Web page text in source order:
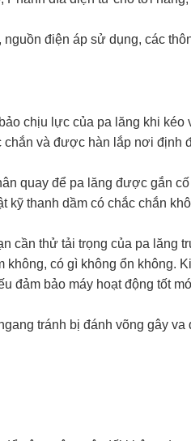
điện áp sử dụng, các
chịu lực của pa lăng khi kéo
chắn và được hàn lắp nơi định
quay để pa lăng được gắn
kỹ thanh dầm có chắc chắn
cần thử tải trọng của pa lăng
có gì không ổn không.
đảm bảo máy hoạt động tốt
tránh bị đánh võng gây va